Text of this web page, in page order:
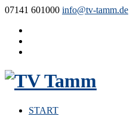
07141 601000 info@tv-tamm.de
START